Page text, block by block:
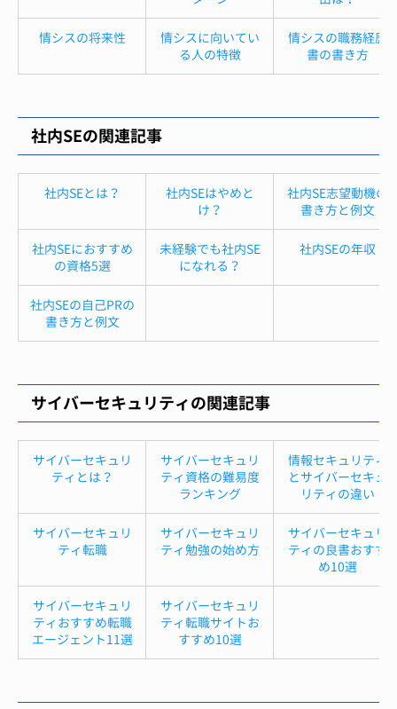
情シスの将来性
情シスに向いてい
る人の特徴
情シスの職務経歴
書の書き方
社内SEの関連記事
社内SEとは？
社内SEはやめと
け？
社内SE志望動機の
書き方と例文
社内SEにおすすめ
の資格5選
未経験でも社内SE
になれる？
社内SEの年収
社内SEの自己PRの
書き方と例文
サイバーセキュリティの関連記事
サイバーセキュリ
ティとは？
サイバーセキュリ
ティ資格の難易度
ランキング
情報セキュリティ
とサイバーセキュ
リティの違い
サイバーセキュリ
ティ転職
サイバーセキュリ
ティ勉強の始め方
サイバーセキュリ
ティの良書おすす
め10選
サイバーセキュリ
ティおすすめ転職
エージェント11選
サイバーセキュリ
ティ転職サイトお
すすめ10選